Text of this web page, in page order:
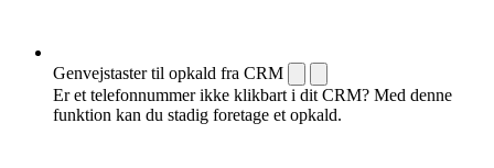
Genvejstaster til opkald fra CRM
Er et telefonnummer ikke klikbart i dit CRM? Med denne
funktion kan du stadig foretage et opkald.